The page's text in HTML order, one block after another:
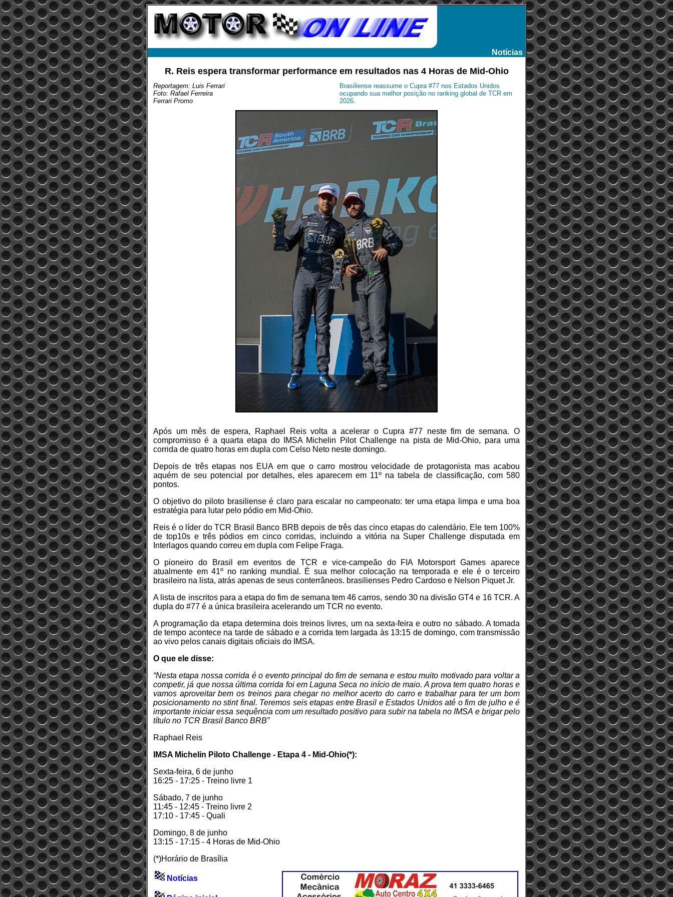
Notícias
R. Reis espera transformar performance em resultados nas 4 Horas de Mid-Ohio
Reportagem: Luis Ferrari
Foto: Rafael Ferreira
Ferrari Promo
Brasiliense reassume o Cupra #77 nos Estados Unidos
ocupando sua melhor posição no ranking global de TCR em
2026.
Após um mês de espera, Raphael Reis volta a acelerar o Cupra #77 neste fim de semana. O
compromisso é a quarta etapa do IMSA Michelin Pilot Challenge na pista de Mid-Ohio, para uma
corrida de quatro horas em dupla com Celso Neto neste domingo.
Depois de três etapas nos EUA em que o carro mostrou velocidade de protagonista mas acabou
aquém de seu potencial por detalhes, eles aparecem em 11º na tabela de classificação, com 580
pontos.
O objetivo do piloto brasiliense é claro para escalar no campeonato: ter uma etapa limpa e uma boa
estratégia para lutar pelo pódio em Mid-Ohio.
Reis é o líder do TCR Brasil Banco BRB depois de três das cinco etapas do calendário. Ele tem 100%
de top10s e três pódios em cinco corridas, incluindo a vitória na Super Challenge disputada em
Interlagos quando correu em dupla com Felipe Fraga.
O pioneiro do Brasil em eventos de TCR e vice-campeão do FIA Motorsport Games aparece
atualmente em 41º no ranking mundial. É sua melhor colocação na temporada e ele é o terceiro
brasileiro na lista, atrás apenas de seus conterrâneos. brasilienses Pedro Cardoso e Nelson Piquet Jr.
A lista de inscritos para a etapa do fim de semana tem 46 carros, sendo 30 na divisão GT4 e 16 TCR. A
dupla do #77 é a única brasileira acelerando um TCR no evento.
A programação da etapa determina dois treinos livres, um na sexta-feira e outro no sábado. A tomada
de tempo acontece na tarde de sábado e a corrida tem largada às 13:15 de domingo, com transmissão
ao vivo pelos canais digitais oficiais do IMSA.
O que ele disse:
“Nesta etapa nossa corrida é o evento principal do fim de semana e estou muito motivado para voltar a
competir, já que nossa última corrida foi em Laguna Seca no início de maio. A prova tem quatro horas e
vamos aproveitar bem os treinos para chegar no melhor acerto do carro e trabalhar para ter um bom
posicionamento no stint final. Teremos seis etapas entre Brasil e Estados Unidos até o fim de julho e é
importante iniciar essa sequência com um resultado positivo para subir na tabela no IMSA e brigar pelo
título no TCR Brasil Banco BRB”
Raphael Reis
IMSA Michelin Piloto Challenge - Etapa 4 - Mid-Ohio(*):
Sexta-feira, 6 de junho
16:25 - 17:25 - Treino livre 1
Sábado, 7 de junho
11:45 - 12:45 - Treino livre 2
17:10 - 17:45 - Quali
Domingo, 8 de junho
13:15 - 17:15 - 4 Horas de Mid-Ohio
(*)Horário de Brasília
Notícias